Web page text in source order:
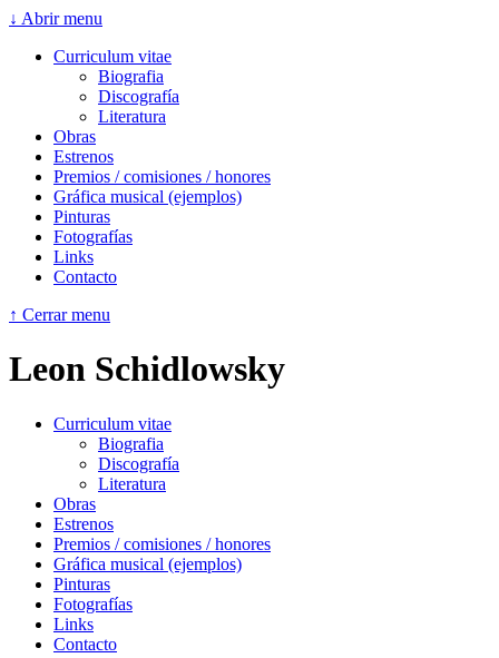
↓ Abrir menu
Curriculum vitae
Biografia
Discografía
Literatura
Obras
Estrenos
Premios / comisiones / honores
Gráfica musical (ejemplos)
Pinturas
Fotografías
Links
Contacto
↑ Cerrar menu
Leon Schidlowsky
Curriculum vitae
Biografia
Discografía
Literatura
Obras
Estrenos
Premios / comisiones / honores
Gráfica musical (ejemplos)
Pinturas
Fotografías
Links
Contacto